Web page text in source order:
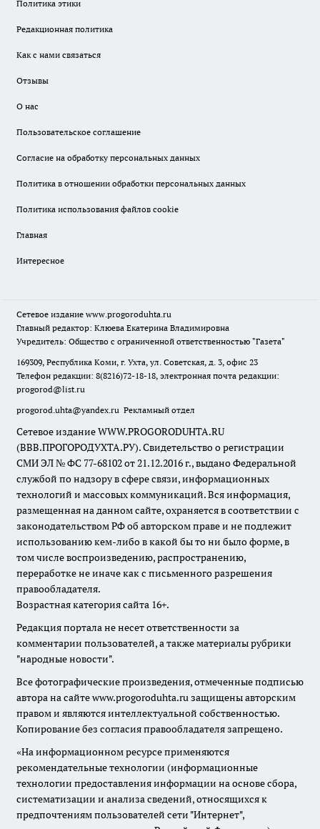
Политика этики
Редакционная политика
Как с нами связаться
Отзывы
О нас
Пользовательское соглашение
Согласие на обработку персональных данных
Политика в отношении обработки персональных данных
Политика использования файлов cookie
Главная
Интересное
Сетевое издание www.progoroduhta.ru
Главный редактор: Клюева Екатерина Владимировна
Учредитель: Общество с ограниченной ответственностью "Газета"
169309, Республика Коми, г. Ухта, ул. Советская, д. 3, офис 23
Телефон редакции: 8(8216)72-18-18, электронная почта редакции:
progorod@list.ru
progorod.uhta@yandex.ru Рекламный отдел
Сетевое издание WWW.PROGORODUHTA.RU
(ВВВ.ПРОГОРОДУХТА.РУ). Свидетельство о регистрации
СМИ ЭЛ № ФС 77-68102 от 21.12.2016 г., выдано Федеральной
службой по надзору в сфере связи, информационных
технологий и массовых коммуникаций. Вся информация,
размещенная на данном сайте, охраняется в соответствии с
законодательством РФ об авторском праве и не подлежит
использованию кем-либо в какой бы то ни было форме, в
том числе воспроизведению, распространению,
переработке не иначе как с письменного разрешения
правообладателя.
Возрастная категория сайта 16+.
Редакция портала не несет ответственности за
комментарии пользователей, а также материалы рубрики
"народные новости".
Все фотографические произведения, отмеченные подписью
автора на сайте www.progoroduhta.ru защищены авторским
правом и являются интеллектуальной собственностью.
Копирование без согласия правообладателя запрещено.
«На информационном ресурсе применяются
рекомендательные технологии (информационные
технологии предоставления информации на основе сбора,
систематизации и анализа сведений, относящихся к
предпочтениям пользователей сети "Интернет",